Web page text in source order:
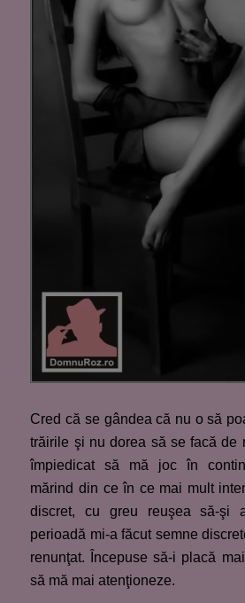
Cred că se gândea că nu o să
trăirile şi nu dorea să se facă de
împiedicat să mă joc în
mărind din ce în ce mai mult
discret, cu greu reuşea să-şi
perioadă mi-a făcut semne
renunţat. Începuse să-i placă
să mă mai atenţioneze.